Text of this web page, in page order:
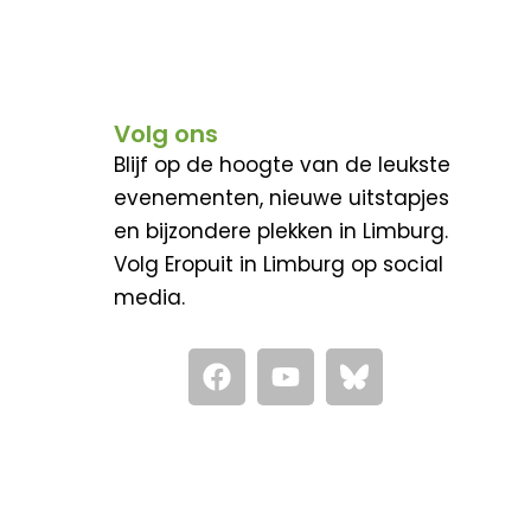
Volg ons
Blijf op de hoogte van de leukste
evenementen, nieuwe uitstapjes
en bijzondere plekken in Limburg.
Volg Eropuit in Limburg op social
media.
F
a
c
Y
o
u